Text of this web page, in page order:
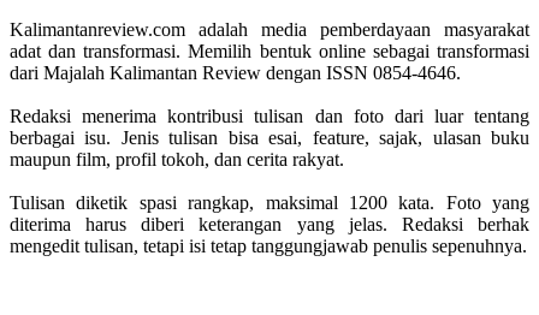
Kalimantanreview.com adalah media pemberdayaan masyarakat
adat dan transformasi. Memilih bentuk online sebagai transformasi
dari Majalah Kalimantan Review dengan ISSN 0854-4646.
Redaksi menerima kontribusi tulisan dan foto dari luar tentang
berbagai isu. Jenis tulisan bisa esai, feature, sajak, ulasan buku
maupun film, profil tokoh, dan cerita rakyat.
Tulisan diketik spasi rangkap, maksimal 1200 kata. Foto yang
diterima harus diberi keterangan yang jelas. Redaksi berhak
mengedit tulisan, tetapi isi tetap tanggungjawab penulis sepenuhnya.